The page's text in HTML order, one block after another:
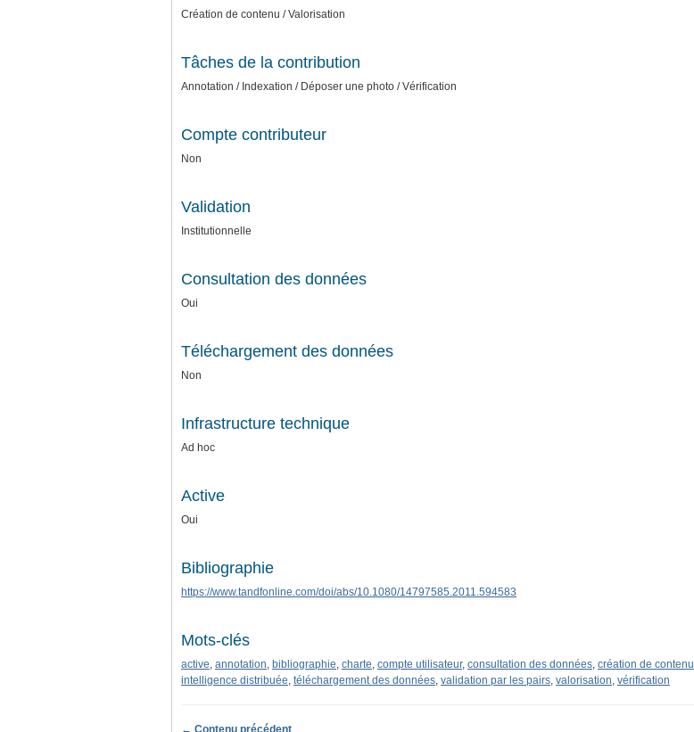
Création de contenu / Valorisation
Tâches de la contribution
Annotation / Indexation / Déposer une photo / Vérification
Compte contributeur
Non
Validation
Institutionnelle
Consultation des données
Oui
Téléchargement des données
Non
Infrastructure technique
Ad hoc
Active
Oui
Bibliographie
https://www.tandfonline.com/doi/abs/10.1080/14797585.2011.594583
Mots-clés
active, annotation, bibliographie, charte, compte utilisateur, consultation des données, création de contenu
intelligence distribuée, téléchargement des données, validation par les pairs, valorisation, vérification
← Contenu précédent